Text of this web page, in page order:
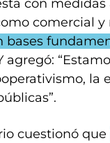
con medidas
comercial y
bases
agregó:
la
cuestionó que